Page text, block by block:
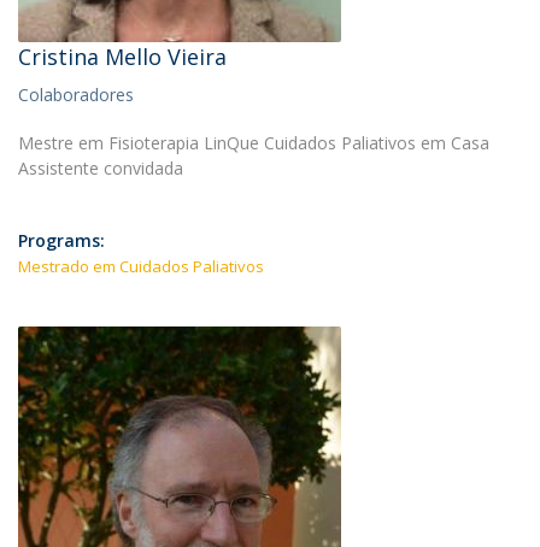
Cristina Mello Vieira
Colaboradores
Mestre em Fisioterapia LinQue Cuidados Paliativos em Casa
Assistente convidada
Programs:
Mestrado em Cuidados Paliativos